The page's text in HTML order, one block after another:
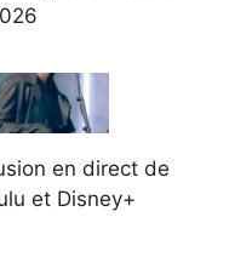
en direct de
et Disney+